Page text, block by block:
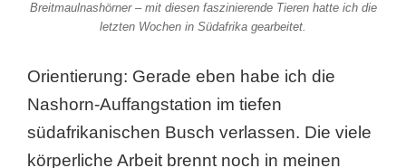
Breitmaulnashörner – mit diesen faszinierende Tieren hatte ich die
letzten Wochen in Südafrika gearbeitet.
Orientierung: Gerade eben habe ich die
Nashorn-Auffangstation im tiefen
südafrikanischen Busch verlassen. Die viele
körperliche Arbeit brennt noch in meinen